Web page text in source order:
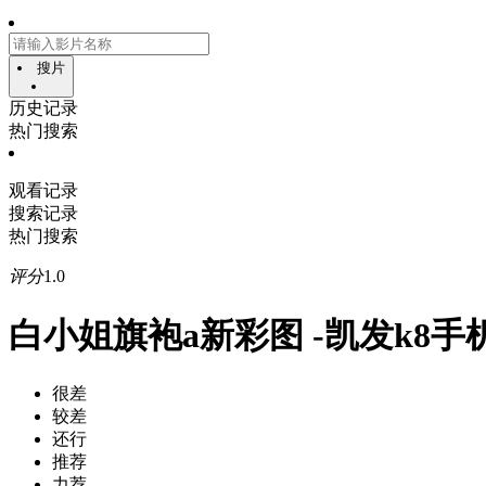
搜片
历史记录
热门搜索
观看记录
搜索记录
热门搜索
评分1.0
白小姐旗袍a新彩图 -凯发k8手
很差
较差
还行
推荐